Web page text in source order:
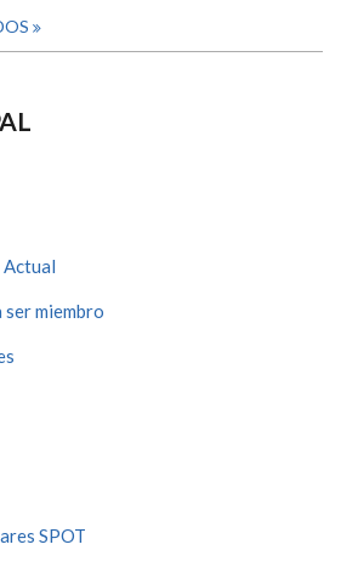
miembro
SPOT